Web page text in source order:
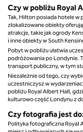
Czy w pobliżu Royal
Tak, Hilton posiada hotele w
zlokalizowane obiekty
atrakcje, takie jak ogrody
i inne obiekty w South
Pobyt w pobliżu ułatwia
podróżowania po Londynie.
transport publiczny, w tym
Niezależnie od tego, czy
uczestniczysz w
pobliżu Royal Albert Hall,
kulturowo część Londynu z
Czy fotografia jest
Polityka fotograficzna Royal